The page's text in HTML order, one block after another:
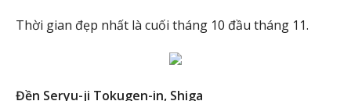
Thời gian đẹp nhất là cuối tháng 10 đầu tháng 11.
Đền Seryu-ji Tokugen-in, Shiga